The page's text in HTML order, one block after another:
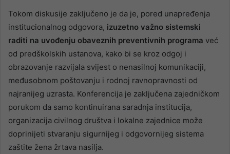
Tokom diskusije zaključeno je da je, pored unapređenja
institucionalnog odgovora, izuzetno važno sistemski
raditi na uvođenju obaveznih preventivnih programa već
od predškolskih ustanova, kako bi se kroz odgoj i
obrazovanje razvijala svijest o nenasilnoj komunikaciji,
međusobnom poštovanju i rodnoj ravnopravnosti od
najranijeg uzrasta. Konferencija je zaključena zajedničkom
porukom da samo kontinuirana saradnja institucija,
organizacija civilnog društva i lokalne zajednice može
doprinijeti stvaranju sigurnijeg i odgovornijeg sistema
zaštite žena žrtava nasilja.